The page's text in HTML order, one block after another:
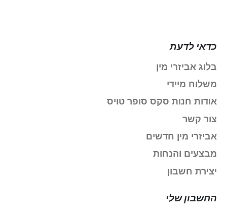
כדאי לדעת
בלוג אביזרי מין
משלוח מיידי
אודות חנות סקס סופר טויס
צור קשר
אביזרי מין חדשים
מבצעים והנחות
יצירת חשבון
החשבון שלי